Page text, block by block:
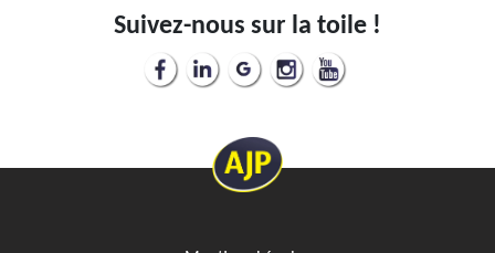
Suivez-nous sur la toile !